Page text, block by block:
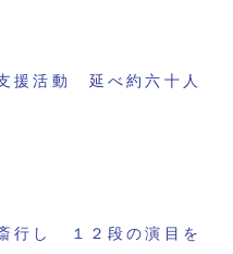
援活動 延べ約六十人
行し １２段の演目を